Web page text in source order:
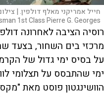
חייל אמריקני מאלף דולפין. |
1st Class Pierre G. Georges
רוסיה הציבה לאחרונה
מרכזי בים השחור, בצעד
על בסיס ימי גדול של
ימי שהתבסס על תצלומי
הוושינגטון פוסט מאת